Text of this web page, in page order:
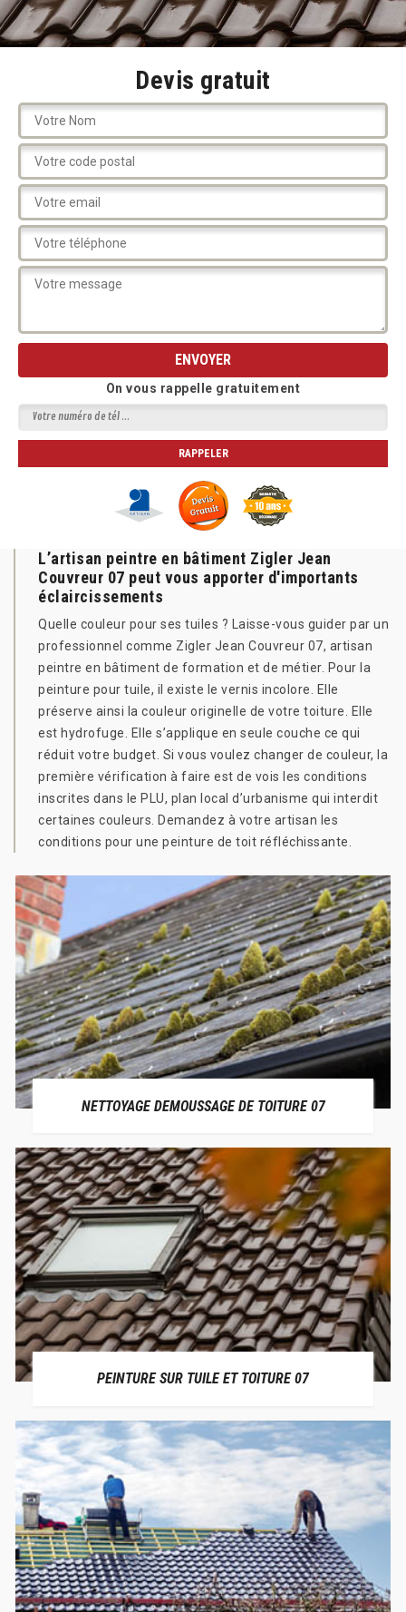
Devis gratuit
On vous rappelle gratuitement
L’artisan peintre en bâtiment Zigler Jean
Couvreur 07 peut vous apporter d'importants
éclaircissements
Quelle couleur pour ses tuiles ? Laisse-vous guider par un
professionnel comme Zigler Jean Couvreur 07, artisan
peintre en bâtiment de formation et de métier. Pour la
peinture pour tuile, il existe le vernis incolore. Elle
préserve ainsi la couleur originelle de votre toiture. Elle
est hydrofuge. Elle s’applique en seule couche ce qui
réduit votre budget. Si vous voulez changer de couleur, la
première vérification à faire est de vois les conditions
inscrites dans le PLU, plan local d’urbanisme qui interdit
certaines couleurs. Demandez à votre artisan les
conditions pour une peinture de toit réfléchissante.
NETTOYAGE DEMOUSSAGE DE TOITURE 07
PEINTURE SUR TUILE ET TOITURE 07